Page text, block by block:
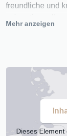
freundliche und
Angebot
Mehr anzeigen
Dieses